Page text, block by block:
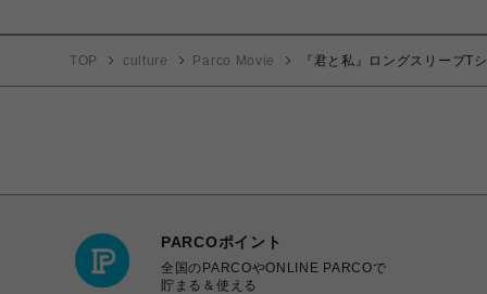
TOP culture Parco Movie 『君と私』ロングスリーブT
PARCOポイント
全国のPARCOやONLINE PARCOで
貯まる＆使える